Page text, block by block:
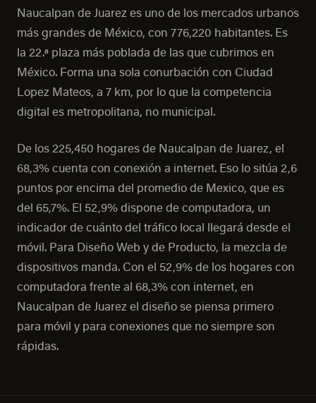
Naucalpan de Juarez es uno de los mercados urbanos
más grandes de México, con 776,220 habitantes. Es
la 22.ª plaza más poblada de las que cubrimos en
México. Forma una sola conurbación con Ciudad
Lopez Mateos, a 7 km, por lo que la competencia
digital es metropolitana, no municipal.
De los 225,450 hogares de Naucalpan de Juarez, el
68,3% cuenta con conexión a internet. Eso lo sitúa 2,6
puntos por encima del promedio de Mexico, que es
del 65,7%. El 52,9% dispone de computadora, un
indicador de cuánto del tráfico local llegará desde el
móvil. Para Diseño Web y de Producto, la mezcla de
dispositivos manda. Con el 52,9% de los hogares con
computadora frente al 68,3% con internet, en
Naucalpan de Juarez el diseño se piensa primero
para móvil y para conexiones que no siempre son
rápidas.